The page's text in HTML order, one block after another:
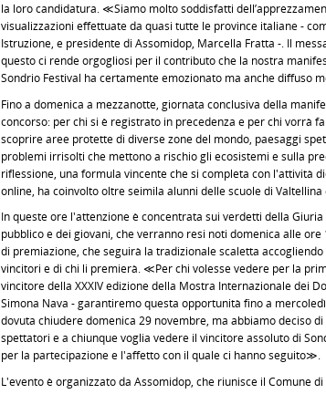
la loro candidatura. ≪Siamo molto soddisfatti
visualizzazioni effettuate da quasi tutte le province italiane -
Istruzione, e presidente di Assomidop, Marcella Fratta -. Il
questo ci rende orgogliosi per il contributo che la nostra
Sondrio Festival ha certamente emozionato ma anche diffuso
Fino a domenica a mezzanotte, giornata conclusiva della
concorso: per chi si è registrato in precedenza e per chi vorrà
scoprire aree protette di diverse zone del mondo, paesaggi
problemi irrisolti che mettono a rischio gli ecosistemi e sulla
riflessione, una formula vincente che si completa con l'attività
online, ha coinvolto oltre seimila alunni delle scuole di Valtellina
In queste ore l'attenzione è concentrata sui verdetti della
pubblico e dei giovani, che verranno resi noti domenica alle
di premiazione, che seguirà la tradizionale scaletta
vincitori e di chi li premierà. ≪Per chi volesse vedere per la
vincitore della XXXIV edizione della Mostra Internazionale dei
Simona Nava - garantiremo questa opportunità fino a
dovuta chiudere domenica 29 novembre, ma abbiamo deciso
spettatori e a chiunque voglia vedere il vincitore assoluto di
per la partecipazione e l'affetto con il quale ci hanno seguito≫.
L'evento è organizzato da Assomidop, che riunisce il Comune